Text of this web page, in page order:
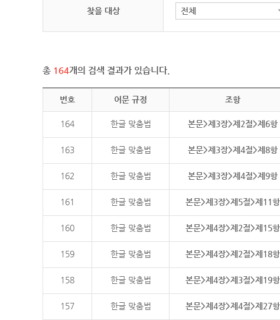
찾을 대상
총 164개의 검색 결과가 있습니다.
번호 어문 규정 조항
164 한글 맞춤법 본문>제3장>제2절>제6항
163 한글 맞춤법 본문>제3장>제4절>제8항
162 한글 맞춤법 본문>제3장>제4절>제9항
161 한글 맞춤법 본문>제3장>제5절>제11항
160 한글 맞춤법 본문>제4장>제2절>제15항
159 한글 맞춤법 본문>제4장>제2절>제18항
158 한글 맞춤법 본문>제4장>제3절>제19항
157 한글 맞춤법 본문>제4장>제4절>제27항